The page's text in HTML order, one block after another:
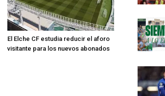
El Elche CF estudia reducir el aforo
visitante para los nuevos abonados